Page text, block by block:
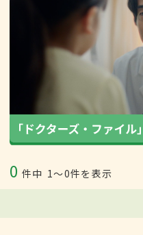
0 件中 1〜0件を表示